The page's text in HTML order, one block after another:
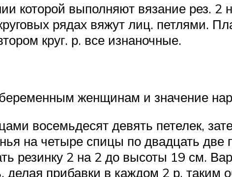
которой выполняют вязание рез. 2
рядах вяжут лиц. петлями.
круг. р. все изнаночные.
женщинам и значение
восемьдесят девять петелек,
на четыре спицы по двадцать две
резинку 2 на 2 до высоты 19 см.
делая прибавки в каждом 2 р. таким